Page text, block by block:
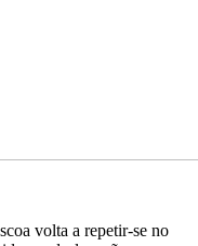
volta a repetir-se no